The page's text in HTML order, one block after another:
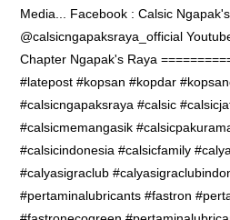
Media... Facebook : Calsic
@calsicngapaksraya_official
Chapter Ngapak's Raya
#latepost #kopsan #kopdar
#calsicngapaksraya #calsic
#calsicmemangasik
#calsicindonesia #calsicfamily
#calyasigraclub
#pertaminalubricants #fastron